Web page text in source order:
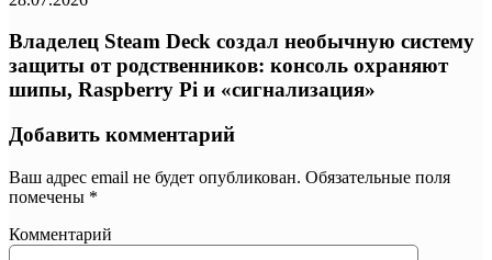
Владелец Steam Deck создал необычную систему
защиты от родственников: консоль охраняют
шипы, Raspberry Pi и «сигнализация»
Добавить комментарий
Ваш адрес email не будет опубликован. Обязательные поля
помечены *
Комментарий